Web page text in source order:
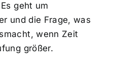
geht um
und die Frage, was
wenn Zeit
größer.